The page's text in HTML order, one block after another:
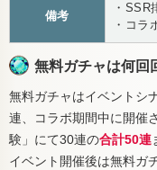
備考
・SSR
・コラ
無料ガチャは何回
無料ガチャはイベントシ
連、コラボ期間中に開催
験」にて30連の合計50連
イベント開催後は無料ガ